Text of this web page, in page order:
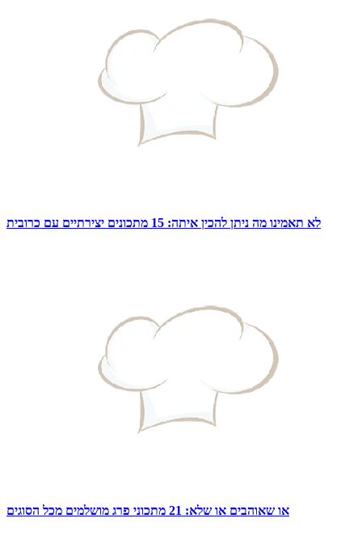
לא תאמינו מה ניתן להכין איתה: 15 מתכונים יצירתיים עם כרובית
או שאוהבים או שלא: 21 מתכוני פרג מושלמים מכל הסוגים